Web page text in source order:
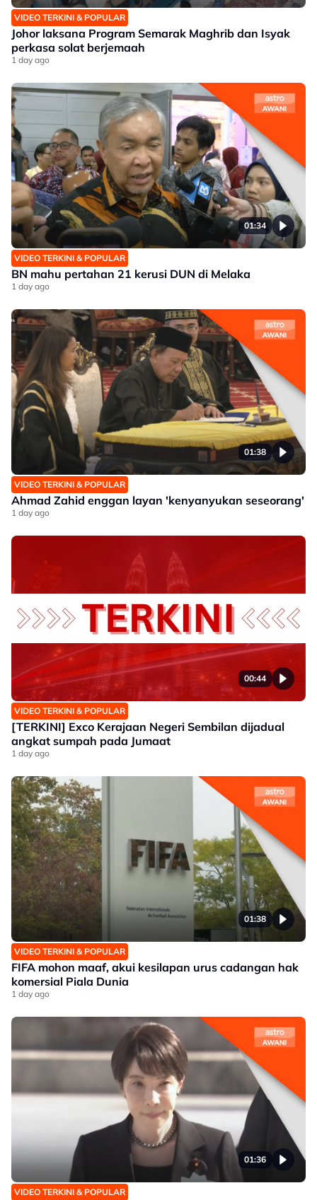
VIDEO TERKINI & POPULAR
Johor laksana Program Semarak Maghrib dan Isyak
perkasa solat berjemaah
1 day ago
01:34
VIDEO TERKINI & POPULAR
BN mahu pertahan 21 kerusi DUN di Melaka
1 day ago
01:38
VIDEO TERKINI & POPULAR
Ahmad Zahid enggan layan 'kenyanyukan seseorang'
1 day ago
00:44
VIDEO TERKINI & POPULAR
[TERKINI] Exco Kerajaan Negeri Sembilan dijadual
angkat sumpah pada Jumaat
1 day ago
01:38
VIDEO TERKINI & POPULAR
FIFA mohon maaf, akui kesilapan urus cadangan hak
komersial Piala Dunia
1 day ago
01:36
VIDEO TERKINI & POPULAR